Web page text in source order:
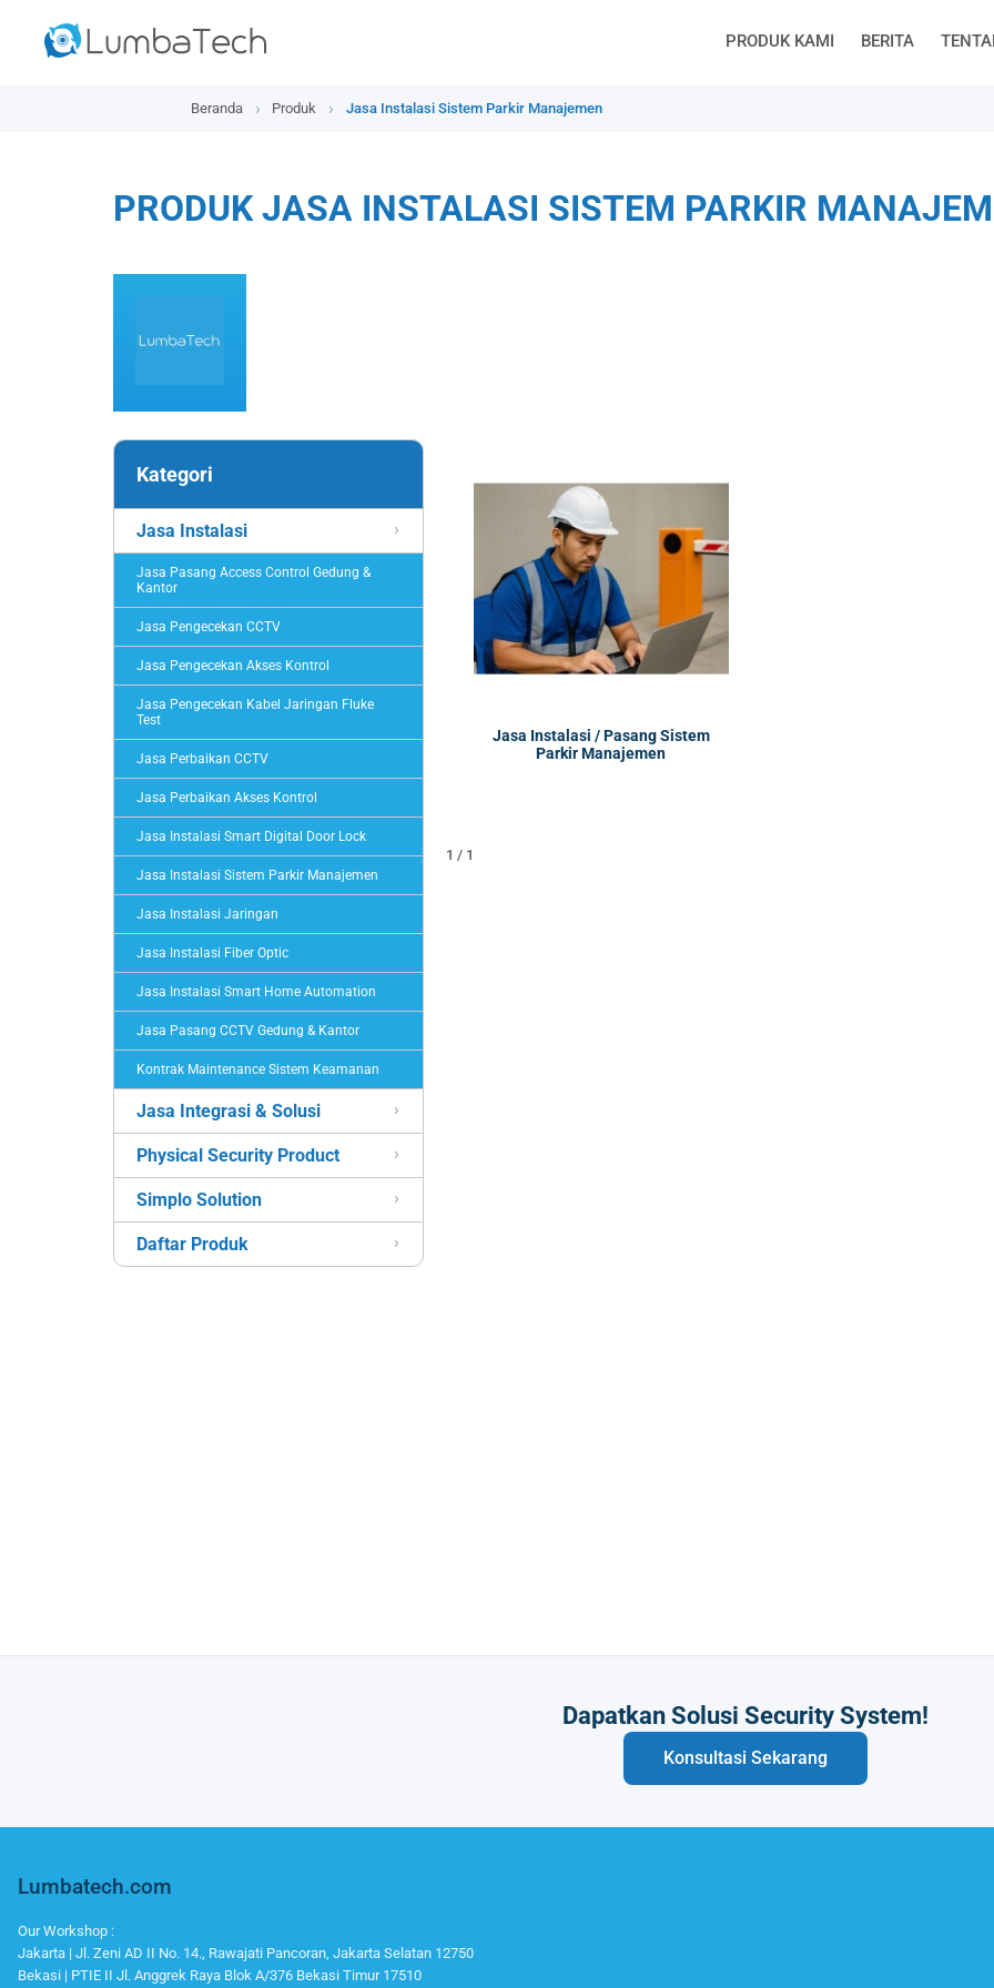
PRODUK KAMI BERITA
Beranda Produk Jasa Instalasi Sistem Parkir Manajemen
PRODUK JASA INSTALASI SISTEM PARKIR
Kategori
Jasa Instalasi
Jasa Pasang Access Control Gedung &
Kantor
Jasa Pengecekan CCTV
Jasa Pengecekan Akses Kontrol
Jasa Pengecekan Kabel Jaringan Fluke
Test
Jasa Perbaikan CCTV
Jasa Perbaikan Akses Kontrol
Jasa Instalasi Smart Digital Door Lock
Jasa Instalasi Sistem Parkir Manajemen
Jasa Instalasi Jaringan
Jasa Instalasi Fiber Optic
Jasa Instalasi Smart Home Automation
Jasa Pasang CCTV Gedung & Kantor
Kontrak Maintenance Sistem Keamanan
Jasa Integrasi & Solusi
Physical Security Product
Simplo Solution
Daftar Produk
Jasa Instalasi / Pasang Sistem
Parkir Manajemen
1 / 1
Butuh Integrasi Sistem Anda?
Konsultasi Sekarang
Lumbatech.com
Our Workshop :
Jakarta | Jl. Zeni AD II No. 14., Rawajati Pancoran, Jakarta Selatan 12750
Bekasi | PTIE II Jl. Anggrek Raya Blok A/376 Bekasi Timur 17510